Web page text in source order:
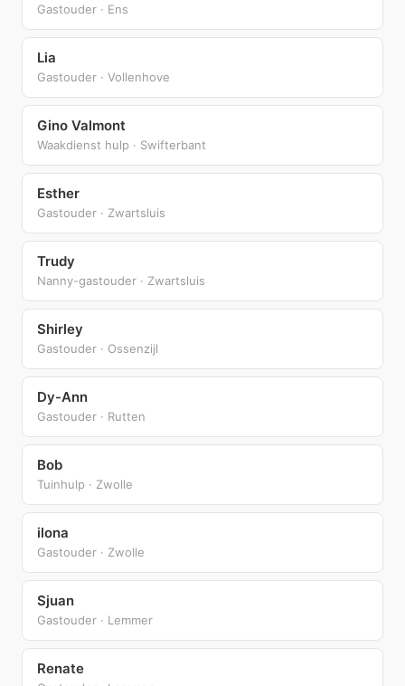
Gastouder · Ens
Lia
Gastouder · Vollenhove
Gino Valmont
Waakdienst hulp · Swifterbant
Esther
Gastouder · Zwartsluis
Trudy
Nanny-gastouder · Zwartsluis
Shirley
Gastouder · Ossenzijl
Dy-Ann
Gastouder · Rutten
Bob
Tuinhulp · Zwolle
ilona
Gastouder · Zwolle
Sjuan
Gastouder · Lemmer
Renate